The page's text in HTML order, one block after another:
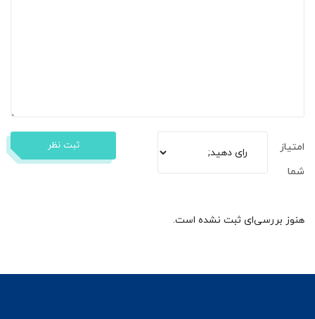
امتیاز
شما
ثبت نظر
هنوز بررسی‌ای ثبت نشده است.